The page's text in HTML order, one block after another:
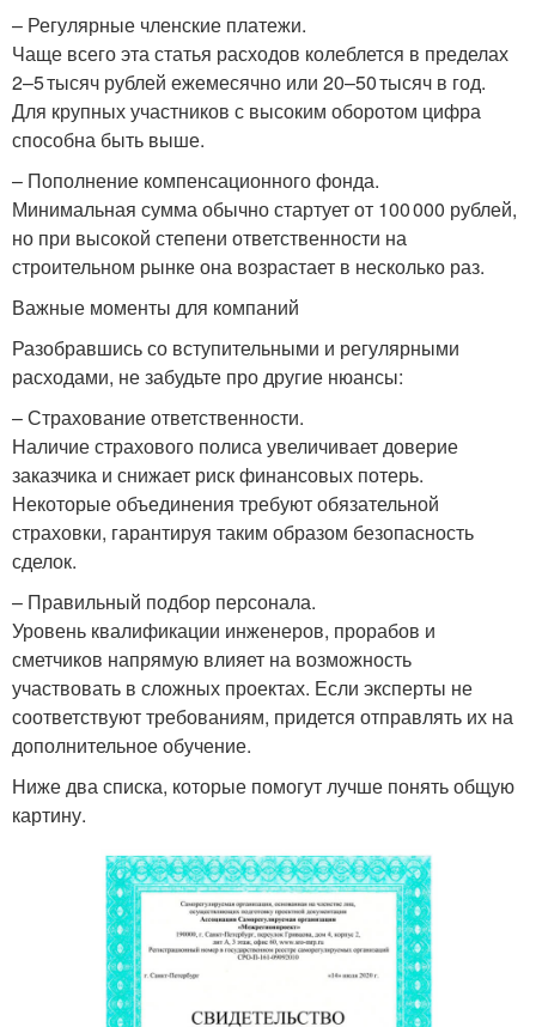
– Регулярные членские платежи.
Чаще всего эта статья расходов колеблется в пределах
2–5 тысяч рублей ежемесячно или 20–50 тысяч в год.
Для крупных участников с высоким оборотом цифра
способна быть выше.
– Пополнение компенсационного фонда.
Минимальная сумма обычно стартует от 100 000 рублей,
но при высокой степени ответственности на
строительном рынке она возрастает в несколько раз.
Важные моменты для компаний
Разобравшись со вступительными и регулярными
расходами, не забудьте про другие нюансы:
– Страхование ответственности.
Наличие страхового полиса увеличивает доверие
заказчика и снижает риск финансовых потерь.
Некоторые объединения требуют обязательной
страховки, гарантируя таким образом безопасность
сделок.
– Правильный подбор персонала.
Уровень квалификации инженеров, прорабов и
сметчиков напрямую влияет на возможность
участвовать в сложных проектах. Если эксперты не
соответствуют требованиям, придется отправлять их на
дополнительное обучение.
Ниже два списка, которые помогут лучше понять общую
картину.